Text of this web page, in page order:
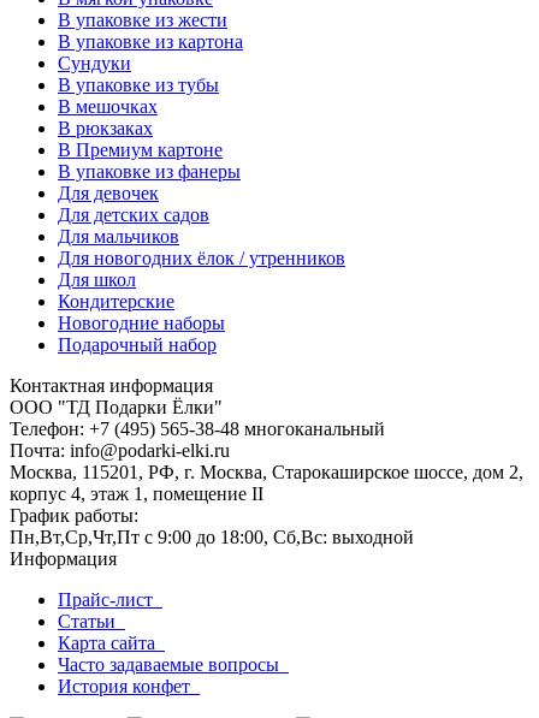
В упаковке из жести
В упаковке из картона
Сундуки
В упаковке из тубы
В мешочках
В рюкзаках
В Премиум картоне
В упаковке из фанеры
Для девочек
Для детских садов
Для мальчиков
Для новогодних ёлок / утренников
Для школ
Кондитерские
Новогодние наборы
Подарочный набор
Контактная информация
ООО "ТД Подарки Ёлки"
Телефон: +7 (495) 565-38-48 многоканальный
Почта: info@podarki-elki.ru
Москва, 115201, РФ, г. Москва, Старокаширское шоссе, дом 2,
корпус 4, этаж 1, помещение II
График работы:
Пн,Вт,Ср,Чт,Пт с 9:00 до 18:00, Сб,Вс: выходной
Информация
Прайс-лист
Статьи
Карта сайта
Часто задаваемые вопросы
История конфет